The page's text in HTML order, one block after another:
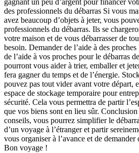
gagnant un peu d’argent pour financer
des professionnels du débarras Si vous
avez beaucoup d’objets à jeter, vous
professionnels du débarras. Ils se
votre maison et de vous débarrasser de
besoin. Demander de l’aide à des
de l’aide à vos proches pour le débarras
pourront vous aider à trier, emballer et
fera gagner du temps et de l’énergie.
pouvez pas tout vider avant votre départ,
espace de stockage temporaire pour
sécurité. Cela vous permettra de partir
que vos biens sont en lieu sûr.
conseils, vous pourrez simplifier le
d’un voyage à l’étranger et partir
vous organiser à l’avance et de demander
Bon voyage !